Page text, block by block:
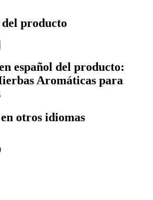
producto
español del producto:
Aromáticas para
otros idiomas